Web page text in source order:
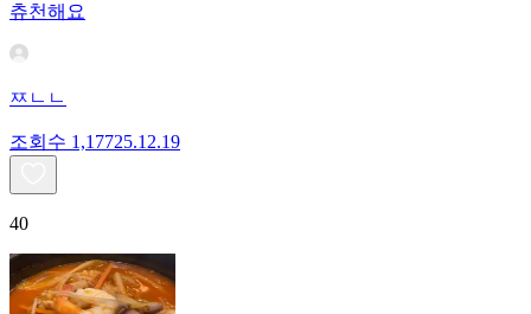
츄천해요
ㅉㄴㄴ
조회수 1,17725.12.19
40